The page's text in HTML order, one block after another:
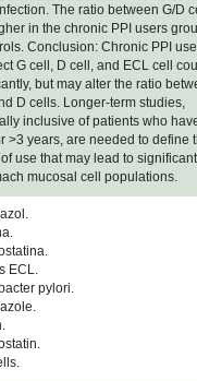
The ratio between G/D
in the chronic PPI users
Conclusion: Chronic PPI
G cell, D cell, and ECL cell
but may alter the ratio
D cells. Longer-term studies,
inclusive of patients who
>3 years, are needed to define
use that may lead to
mucosal cell populations.
ECL.
pylori.